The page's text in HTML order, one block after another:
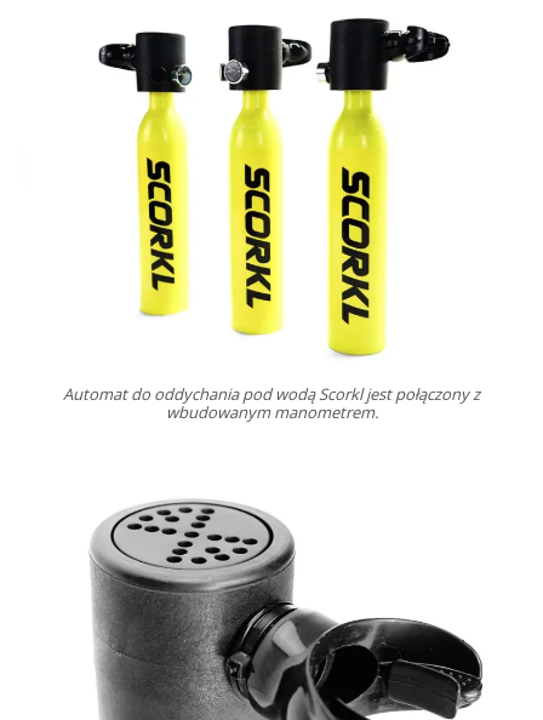
Automat do oddychania pod wodą Scorkl jest połączony z
wbudowanym manometrem.